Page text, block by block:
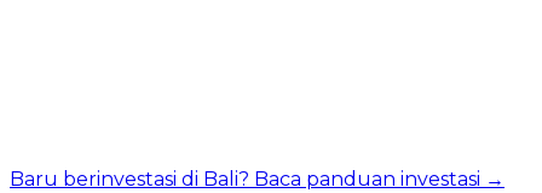
Baru berinvestasi di Bali? Baca panduan investasi →